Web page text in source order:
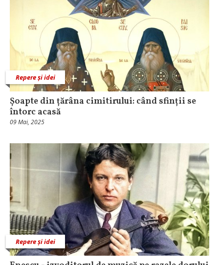
Repere și idei
Șoapte din țărâna cimitirului: când sfinții se
întorc acasă
09 Mai, 2025
Repere și idei